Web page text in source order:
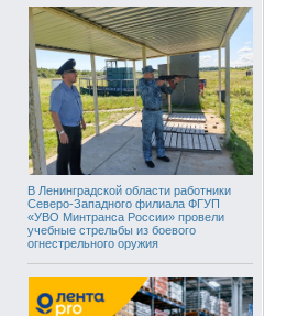
В Ленинградской области работники
Северо-Западного филиала ФГУП
«УВО Минтранса России» провели
учебные стрельбы из боевого
огнестрельного оружия